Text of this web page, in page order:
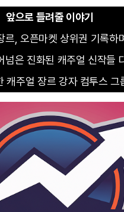
앞으로 들려줄 이야기
르, 오픈마켓 상위권 기록하
넘은 진화된 캐주얼 신작들
캐주얼 장르 강자 컴투스 그